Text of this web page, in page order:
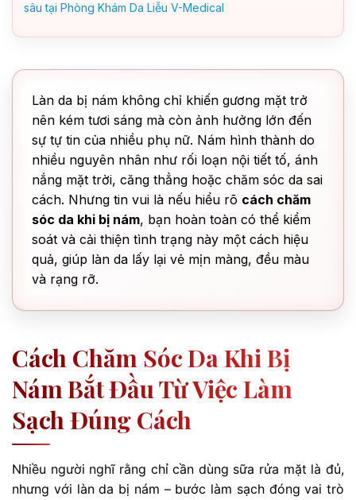
sâu tại Phòng Khám Da Liễu V-Medical
Làn da bị nám không chỉ khiến gương mặt trở
nên kém tươi sáng mà còn ảnh hưởng lớn đến
sự tự tin của nhiều phụ nữ. Nám hình thành do
nhiều nguyên nhân như rối loạn nội tiết tố, ánh
nắng mặt trời, căng thẳng hoặc chăm sóc da sai
cách. Nhưng tin vui là nếu hiểu rõ cách chăm
sóc da khi bị nám, bạn hoàn toàn có thể kiểm
soát và cải thiện tình trạng này một cách hiệu
quả, giúp làn da lấy lại vẻ mịn màng, đều màu
và rạng rỡ.
Cách Chăm Sóc Da Khi Bị
Nám Bắt Đầu Từ Việc Làm
Sạch Đúng Cách
Nhiều người nghĩ rằng chỉ cần dùng sữa rửa mặt là đủ,
nhưng với làn da bị nám – bước làm sạch đóng vai trò